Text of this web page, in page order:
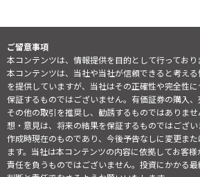
ご留意事項
本コンテンツは、情報提供を目的として行っており
本コンテンツは、当社や当社が信頼できると考え
を提供していますが、当社はその正確性や完全性
保証するものではございません。有価証券の購入、
その他の取引を推奨し、勧誘するものではありま
想・意見は、将来の結果を保証するものではござ
作成時現在のものであり、今後予告なしに変更ま
ます。当社は本コンテンツの内容に依拠してお客
責任を負うものではございません。投資にかかる